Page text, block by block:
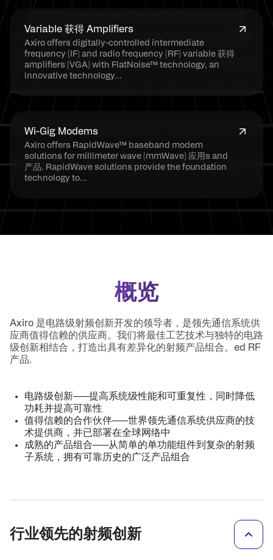
Variable 获得 Amplifiers
Axiro offers digitally-controlled intermediate
frequency (IF) and radio frequency (RF) variable 获得
amplifiers (VGA) with FlatNoise™ technology, an
innovative technology...
Wi-Gig Modems
Axiro offers RapidWave™ baseband modem
solutions for millimeter wave (mmWave) 应用s and
产品. RapidWave solutions provide the foundation
technology to...
概览
Axiro 是电路级射频创新开发的领导者，是领先通信系统供
应商值得信赖的供应商。我们将最佳工艺技术与独特的电路
级创新相结合，打造出具有差异化的射频产品组合。ed RF
产品.
电路级创新——提高系统级性能和可重复性，同时降低
功耗并提高可靠性
值得信赖的合作伙伴——世界领先通信系统供应商的技
术提供商，并已部署在全球网络中
成熟的产品组合——从简单的单功能组件到复杂的射频
子系统，拥有可靠历史的广泛产品组合
行业领先的射频创新